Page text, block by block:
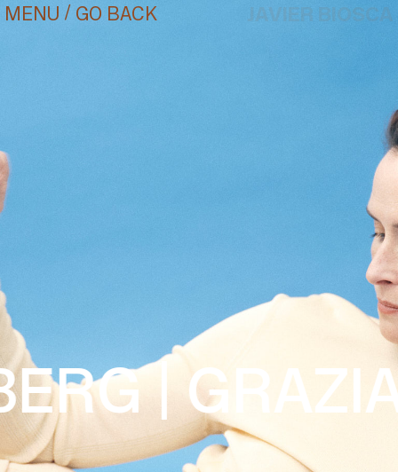
MENU JAVIER BIOSCA
¿#/*?
CONTACT
HOME
/ GO BACK
|